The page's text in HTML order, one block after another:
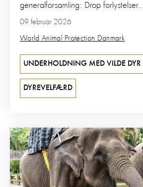
09 februar 2026
World Animal Protection Danmark
generalforsamling: Drop forlystelser...
UNDERHOLDNING MED VILDE DYR
DYREVELFÆRD